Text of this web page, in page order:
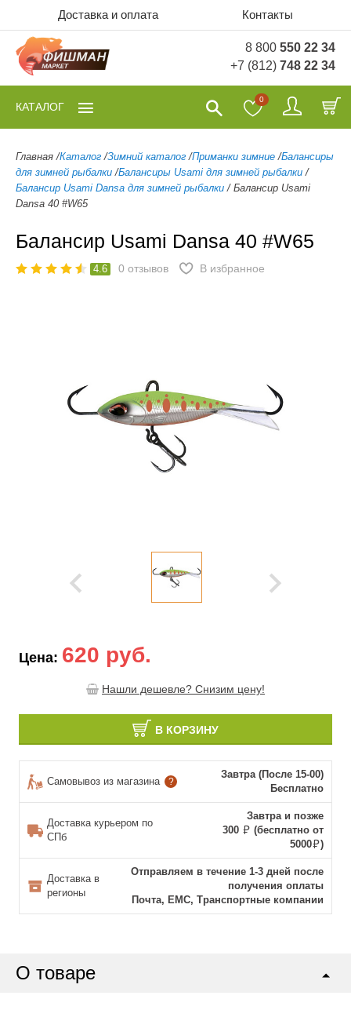
Доставка и оплата Контакты
8 800 550 22 34
+7 (812) 748 22 34
0
КАТАЛОГ
Главная /Каталог /Зимний каталог /Приманки зимние /Балансиры
для зимней рыбалки /Балансиры Usami для зимней рыбалки /
Балансир Usami Dansa для зимней рыбалки / Балансир Usami
Dansa 40 #W65
Балансир Usami Dansa 40 #W65
4.6 0 отзывов В избранное
Цена: 620 руб.
Нашли дешевле? Снизим цену!
В КОРЗИНУ
Самовывоз из магазина ?
Завтра (После 15-00)
Бесплатно
Доставка курьером по
СПб
Завтра и позже
300
(бесплатно от
5000
)
Доставка в
регионы
Отправляем в течение 1-3 дней после
получения оплаты
Почта, ЕМС, Транспортные компании
О товаре